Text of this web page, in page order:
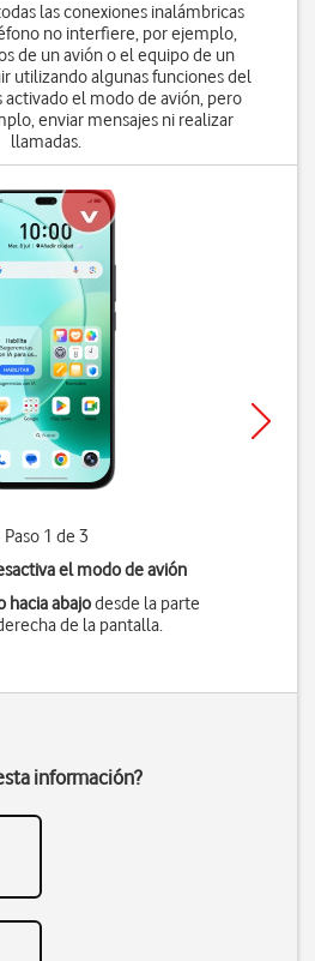
las conexiones inalámbricas
no interfiere, por ejemplo,
de un avión o el equipo de un
utilizando algunas funciones del
el modo de avión, pero
enviar mensajes ni realizar
llamadas.
Paso 1 de 3
el modo de avión
hacia abajodesde la parte
de la pantalla.
información?